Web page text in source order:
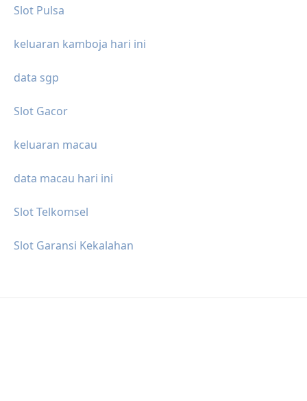
Slot Pulsa
keluaran kamboja hari ini
data sgp
Slot Gacor
keluaran macau
data macau hari ini
Slot Telkomsel
Slot Garansi Kekalahan